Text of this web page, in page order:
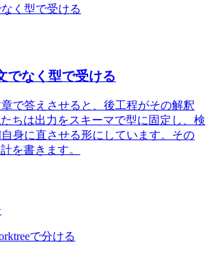
く型で受ける
でなく型で受ける
で答えさせると、後工程がその解釈
ちは出力をスキーマで型に固定し、検
身に直させる形にしています。その
を書きます。
で分ける